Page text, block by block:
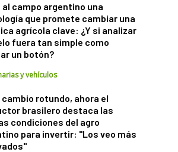
al campo argentino una
que promete cambiar una
agrícola clave: ¿Y si analizar
fuera tan simple como
un botón?
y vehículos
cambio rotundo, ahora el
brasilero destaca las
condiciones del agro
para invertir: "Los veo más